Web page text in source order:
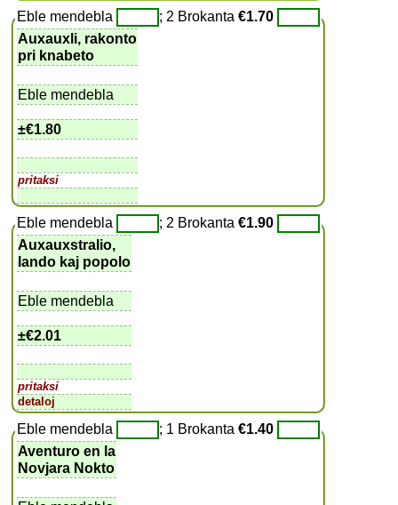
Eble mendebla ; 2 Brokanta€1.70
Auxauxli, rakonto
pri knabeto
Eble mendebla
±€1.80
pritaksi
Eble mendebla ; 2 Brokanta€1.90
Auxauxstralio,
lando kaj popolo
Eble mendebla
±€2.01
pritaksi
detaloj
Eble mendebla ; 1 Brokanta€1.40
Aventuro en la
Novjara Nokto